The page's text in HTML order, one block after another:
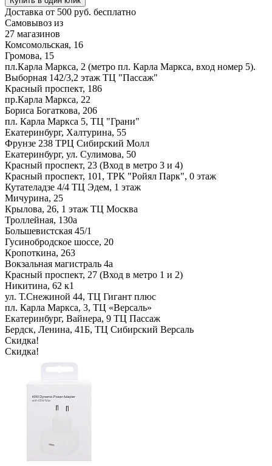
Доставка от 500 руб. бесплатно
Самовывоз из
27 магазинов
Комсомольская, 16
Громова, 15
пл.Карла Маркса, 2 (метро пл. Карла Маркса, вход номер 5).
Выборная 142/3,2 этаж ТЦ "Пассаж"
Красный проспект, 186
пр.Карла Маркса, 22
Бориса Богаткова, 206
пл. Карла Маркса 5, ТЦ "Грани"
Екатеринбург, Халтурина, 55
Фрунзе 238 ТРЦ Сибирский Молл
Екатеринбург, ул. Сулимова, 50
Красный проспект, 23 (Вход в метро 3 и 4)
Красный проспект, 101, ТРК "Ройял Парк", 0 этаж
Кутателадзе 4/4 ТЦ Эдем, 1 этаж
Мичурина, 25
Крылова, 26, 1 этаж ТЦ Москва
Троллейная, 130а
Большевистская 45/1
Гусинобродское шоссе, 20
Кропоткина, 263
Вокзальная магистраль 4а
Красный проспект, 27 (Вход в метро 1 и 2)
Никитина, 62 к1
ул. Т.Снежиной 44, ТЦ Гигант плюс
пл. Карла Маркса, 3, ТЦ «Версаль»
Екатеринбург, Вайнера, 9 ТЦ Пассаж
Бердск, Ленина, 41Б, ТЦ Сибирский Версаль
Скидка!
Скидка!